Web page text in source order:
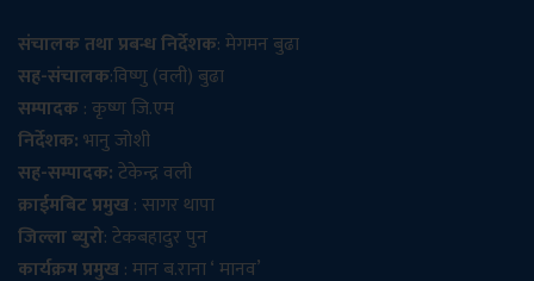
संचालक तथा प्रबन्ध निर्देशक: मेगमन बुढा
सह-संचालक:विष्णु (वली) बुढा
सम्पादक: कृष्ण जि.एम
निर्देशक:भानु जोशी
सह-सम्पादक:टेकेन्द्र वली
क्राईमबिट प्रमुख: सागर थापा
जिल्ला ब्युरो: टेकबहादुर पुन
कार्यक्रम प्रमुख: मान ब.राना ‘ मानव’